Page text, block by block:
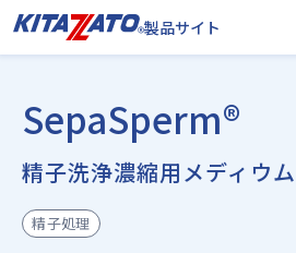
製品サイト
SepaSperm®
精子洗浄濃縮用メディウム
精子処理